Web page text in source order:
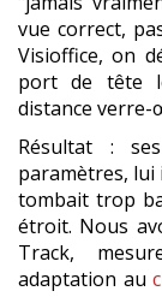
vue correct,
Visioffice, on
port de tête
distance verre-
Résultat :
paramètres, lui
tombait trop
étroit. Nous
Track,
adaptation au